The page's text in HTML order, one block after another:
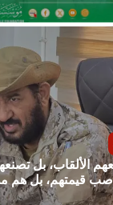
الألقاب، بل
قيمتهم، بل هم من